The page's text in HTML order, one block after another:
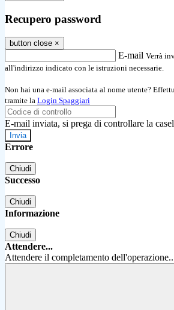
Recupero password
button close ×
E-mail Verrà
all'indirizzo indicato con le istruzioni necessarie.
Non hai una e-mail associata al nome utente?
tramite la Login Spaggiari
E-mail inviata, si prega di controllare la
Errore
Chiudi
Successo
Chiudi
Informazione
Chiudi
Attendere...
Attendere il completamento